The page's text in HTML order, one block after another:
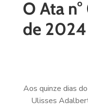
O Ata
de 2024
Aos quinze dias
Ulisses